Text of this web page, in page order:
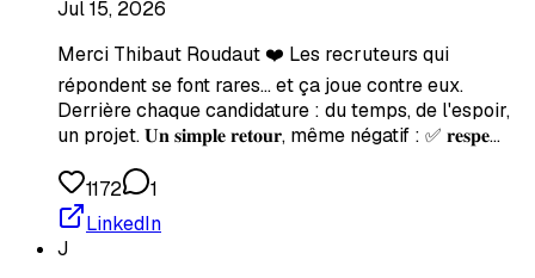
Jul 15, 2026
Merci Thibaut Roudaut ❤️ Les recruteurs qui
répondent se font rares… et ça joue contre eux.
Derrière chaque candidature : du temps, de l'espoir,
un projet. 𝐔𝐧 𝐬𝐢𝐦𝐩𝐥𝐞 𝐫𝐞𝐭𝐨𝐮𝐫, même négatif : ✅ 𝐫𝐞𝐬𝐩𝐞…
1172
1
LinkedIn
J